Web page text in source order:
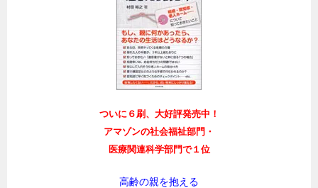
ついに６刷、大好評発売中！
アマゾンの社会福祉部門・
医療関連科学部門で１位
高齢の親を抱える